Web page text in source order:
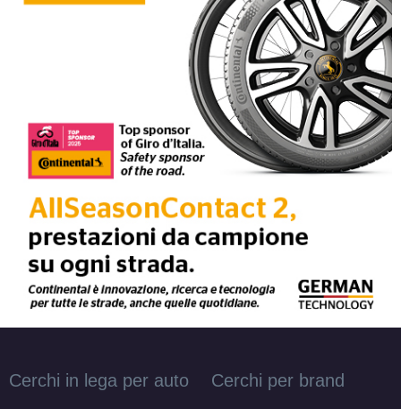
Cerchi in lega per auto Cerchi per brand